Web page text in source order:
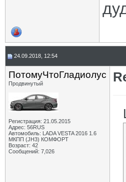
24.09.2018, 12:54
ПотомуЧтоГладиолус
Продвинутый
Регистрация: 21.05.2015
Адрес: 56RUS
Автомобиль: LADA VESTA 2016 1.6
МКПП (JH3) КОМФОРТ
Возраст: 42
Сообщений: 7,026